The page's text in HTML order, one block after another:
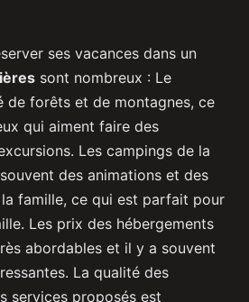
ses vacances dans un
sont nombreux : Le
de forêts et de montagnes, ce
qui aiment faire des
Les campings de la
des animations et des
famille, ce qui est parfait pour
Les prix des hébergements
abordables et il y a souvent
La qualité des
services proposés est